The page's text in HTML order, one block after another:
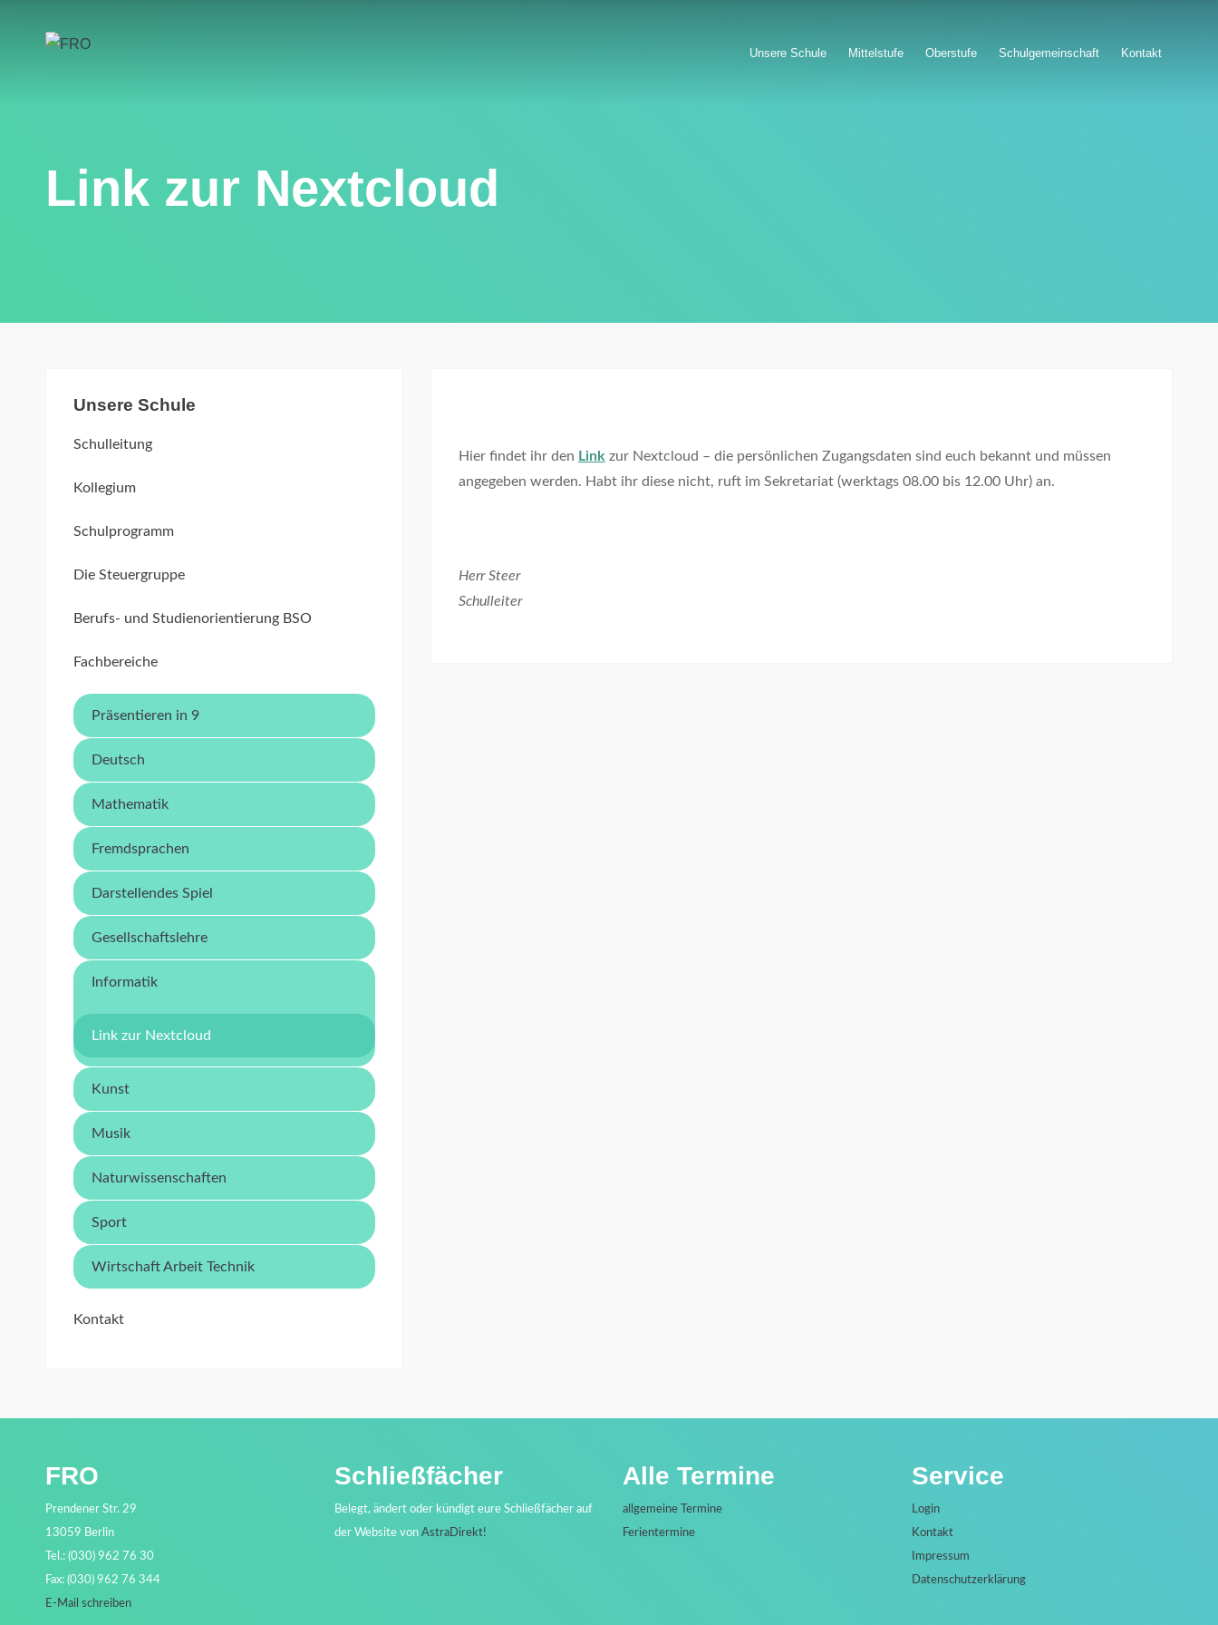
Unsere Schule Mittelstufe Oberstufe Schulgemeinschaft Kontakt
Link zur Nextcloud
Hier findet ihr den Link zur Nextcloud – die persönlichen Zugangsdaten sind euch bekannt und müssen
angegeben werden. Habt ihr diese nicht, ruft im Sekretariat (werktags 08.00 bis 12.00 Uhr) an.
Herr Steer
Schulleiter
Unsere Schule
Schulleitung
Kollegium
Schulprogramm
Die Steuergruppe
Berufs- und Studienorientierung BSO
Fachbereiche
Präsentieren in 9
Deutsch
Mathematik
Fremdsprachen
Darstellendes Spiel
Gesellschaftslehre
Informatik
Link zur Nextcloud
Kunst
Musik
Naturwissenschaften
Sport
Wirtschaft Arbeit Technik
Kontakt
FRO
Prendener Str. 29
13059 Berlin
Tel.: (030) 962 76 30
Fax: (030) 962 76 344
E-Mail schreiben
Schließfächer
Belegt, ändert oder kündigt eure Schließfächer auf
der Website von AstraDirekt!
Alle Termine
allgemeine Termine
Ferientermine
Service
Login
Kontakt
Impressum
Datenschutzerklärung